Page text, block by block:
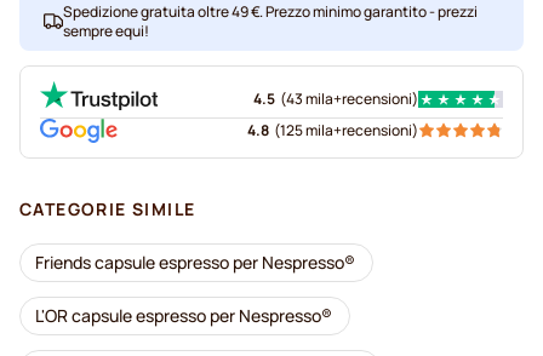
Spedizione gratuita oltre 49 €. Prezzo minimo garantito - prezzi
sempre equi!
4.5 (43 mila+recensioni)
4.8 (125 mila+recensioni)
CATEGORIE SIMILE
Friends capsule espresso per Nespresso®
L'OR capsule espresso per Nespresso®